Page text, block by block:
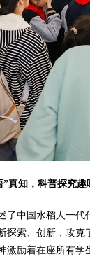
”真知，科普探究趣
中国水稻人一
索、创新，攻
励着在座所有